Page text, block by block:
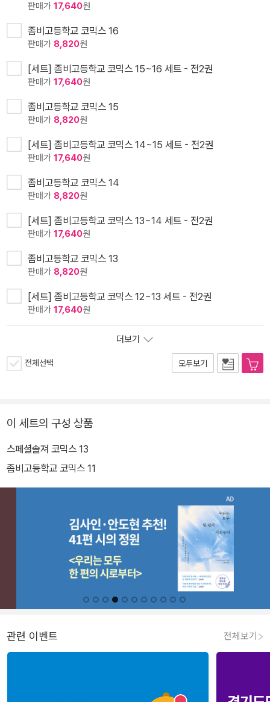
판매가 17,640원
좀비고등학교 코믹스 16
판매가 8,820원
[세트] 좀비고등학교 코믹스 15~16 세트 - 전2권
판매가 17,640원
좀비고등학교 코믹스 15
판매가 8,820원
[세트] 좀비고등학교 코믹스 14~15 세트 - 전2권
판매가 17,640원
좀비고등학교 코믹스 14
판매가 8,820원
[세트] 좀비고등학교 코믹스 13~14 세트 - 전2권
판매가 17,640원
좀비고등학교 코믹스 13
판매가 8,820원
[세트] 좀비고등학교 코믹스 12~13 세트 - 전2권
판매가 17,640원
더보기
전체선택 모두보기
이 세트의 구성 상품
스페셜솔져 코믹스 13
좀비고등학교 코믹스 11
관련 이벤트 전체보기